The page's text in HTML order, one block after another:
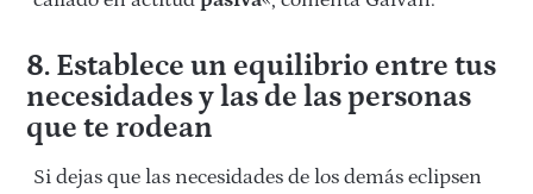
8. Establece un equilibrio entre tus
necesidades y las de las personas
que te rodean
Si dejas que las necesidades de los demás eclipsen